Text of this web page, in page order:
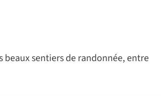
beaux sentiers de randonnée, entre